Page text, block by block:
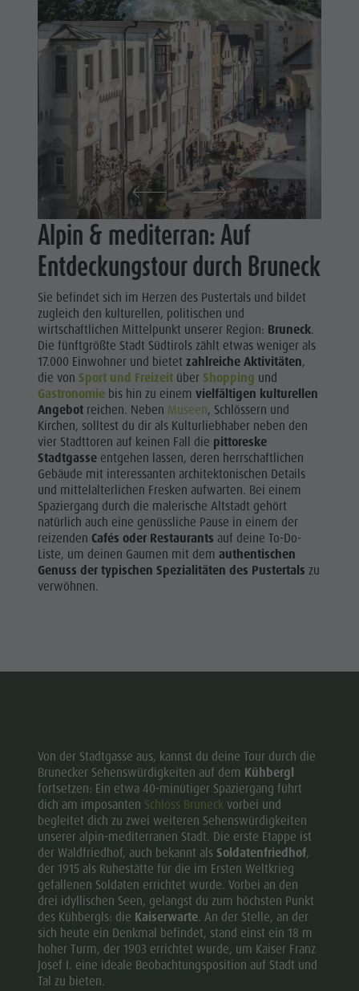
DOLOMITEN
UNESCO
SEHENSWÜRDIGKEITEN
FAMILIE &
KINDER
EVENTS
Shopping
Wellness
Naturparks
Das
Pustertal
Südtirol
Events
Guide A-Z
Naturparks
Das Pustertal
Südtirol
Guide A-Z
Alpin & mediterran: Auf
Entdeckungstour durch Bruneck
Sie befindet sich im Herzen des Pustertals und bildet
zugleich den kulturellen, politischen und
wirtschaftlichen Mittelpunkt unserer Region: Bruneck.
Die fünftgrößte Stadt Südtirols zählt etwas weniger als
17.000 Einwohner und bietetzahlreiche Aktivitäten,
die von Sport und Freizeit über Shopping und
Gastronomie bis hin zu einemvielfältigen kulturellen
Angebot reichen. Neben Museen, Schlössern und
Kirchen, solltest du dir als Kulturliebhaber neben den
vier Stadttoren auf keinen Fall die pittoreske
Stadtgasse entgehen lassen, deren herrschaftlichen
Gebäude mit interessanten architektonischen Details
und mittelalterlichen Fresken aufwarten. Bei einem
Spaziergang durch die malerische Altstadt gehört
natürlich auch eine genüssliche Pause in einem der
reizenden Cafés oder Restaurants auf deine To-Do-
Liste, um deinen Gaumen mit demauthentischen
Genuss der typischen Spezialitäten des Pustertals zu
verwöhnen.
Von der Stadtgasse aus, kannst du deine Tour durch die
Brunecker Sehenswürdigkeiten auf dem Kühbergl
fortsetzen: Ein etwa 40-minütiger Spaziergang führt
dich am imposanten Schloss Bruneck vorbei und
begleitet dich zu zwei weiteren Sehenswürdigkeiten
unserer alpin-mediterranen Stadt. Die erste Etappe ist
der Waldfriedhof, auch bekannt als Soldatenfriedhof,
der 1915 als Ruhestätte für die im Ersten Weltkrieg
gefallenen Soldaten errichtet wurde. Vorbei an den
drei idyllischen Seen, gelangst du zum höchsten Punkt
des Kühbergls: die Kaiserwarte. An der Stelle, an der
sich heute ein Denkmal befindet, stand einst ein 18 m
hoher Turm, der 1903 errichtet wurde, um Kaiser Franz
Josef I. eine ideale Beobachtungsposition auf Stadt und
Tal zu bieten.